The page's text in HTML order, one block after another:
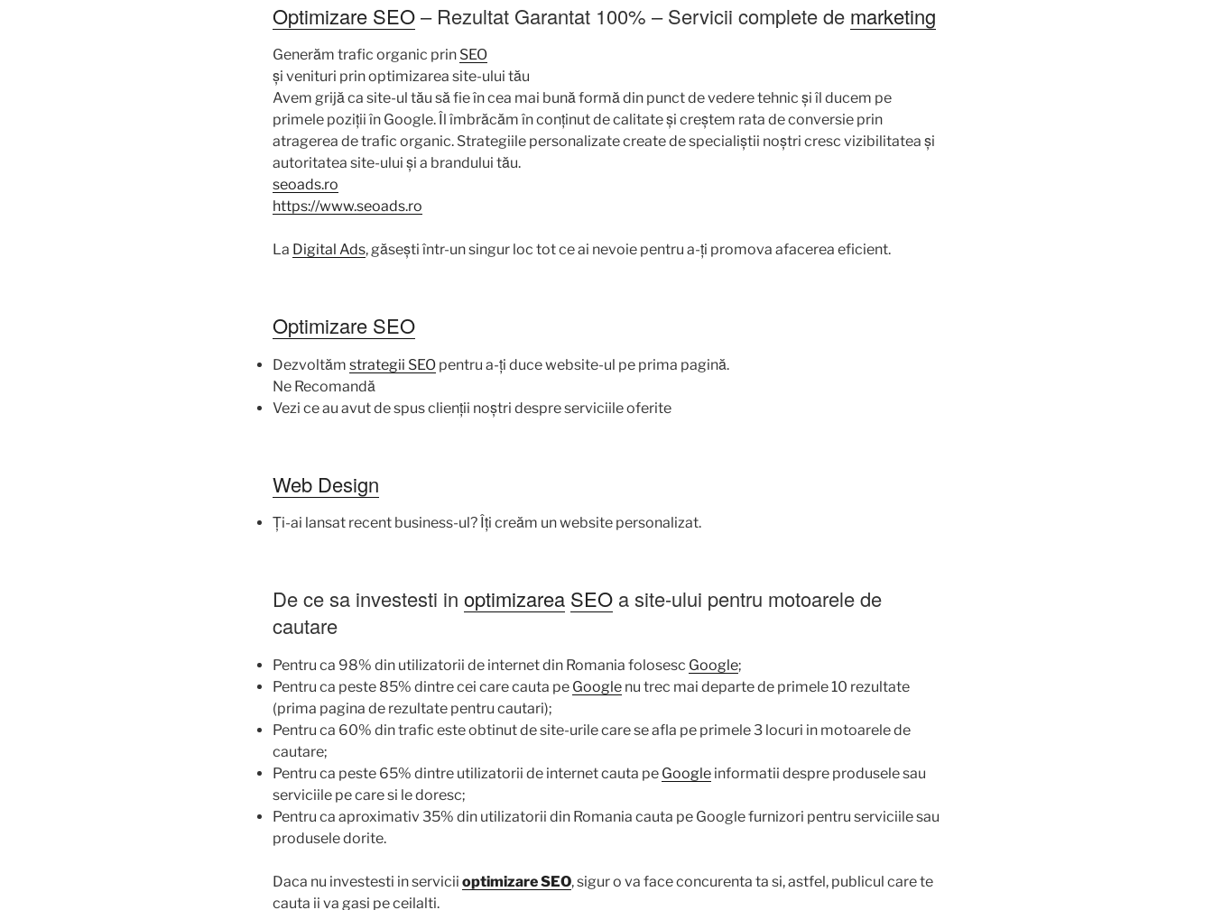
Optimizare SEO– Rezultat Garantat 100% – Servicii complete de marketing
Generăm trafic organic prin SEO
și venituri prin optimizarea site-ului tău
Avem grijă ca site-ul tău să fie în cea mai bună formă din punct de vedere tehnic și îl ducem pe
primele poziții în Google. Îl îmbrăcăm în conținut de calitate și creștem rata de conversie prin
atragerea de trafic organic. Strategiile personalizate create de specialiștii noștri cresc vizibilitatea și
autoritatea site-ului și a brandului tău.
seoads.ro
https://www.seoads.ro
La Digital Ads, găsești într-un singur loc tot ce ai nevoie pentru a-ți promova afacerea eficient.
Optimizare SEO
Dezvoltăm strategii SEO pentru a-ți duce website-ul pe prima pagină.
Ne Recomandă
Vezi ce au avut de spus clienții noștri despre serviciile oferite
Web Design
Ți-ai lansat recent business-ul? Îți creăm un website personalizat.
De ce sa investesti in optimizarea SEO a site-ului pentru motoarele de
cautare
Pentru ca 98% din utilizatorii de internet din Romania folosesc Google;
Pentru ca peste 85% dintre cei care cauta pe Google nu trec mai departe de primele 10 rezultate
(prima pagina de rezultate pentru cautari);
Pentru ca 60% din trafic este obtinut de site-urile care se afla pe primele 3 locuri in motoarele de
cautare;
Pentru ca peste 65% dintre utilizatorii de internet cauta pe Google informatii despre produsele sau
serviciile pe care si le doresc;
Pentru ca aproximativ 35% din utilizatorii din Romania cauta pe Google furnizori pentru serviciile sau
produsele dorite.
Daca nu investesti in servicii optimizare SEO, sigur o va face concurenta ta si, astfel, publicul care te
cauta ii va gasi pe ceilalti.